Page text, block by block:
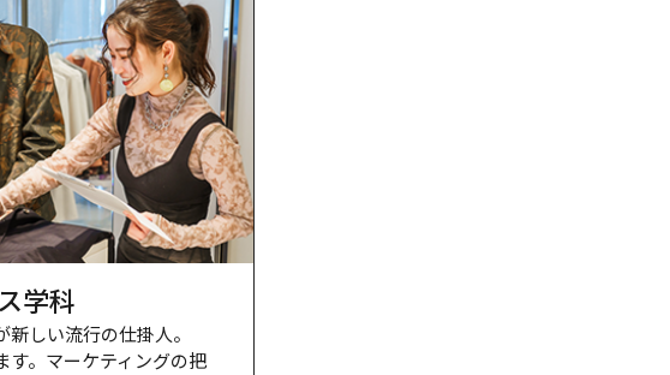
学科
しい流行の仕掛人。
す。マーケティングの把